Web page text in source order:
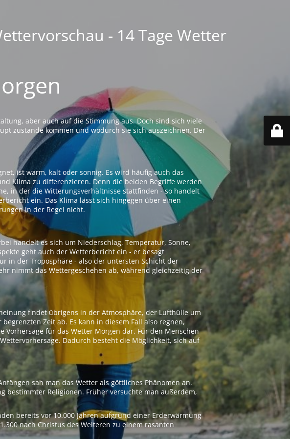
- 14 Tage Wetter
aber auch auf die Stimmung aus. Doch sind sich viele
zustande kommen und wodurch sie sich auszeichnen. Der
ist warm, kalt oder sonnig. Es wird häufig auch das
Klima zu differenzieren. Denn die beiden Begriffe werden
in der die Witterungsverhältnisse stattfinden - so handelt
ein. Das Klima lässt sich hingegen über einen
in der Regel nicht.
handelt es sich um Niederschlag, Temperatur, Sonne,
geht auch der Wetterbericht ein - er besagt
in der Troposphäre - also der untersten Schicht der
nimmt das Wettergeschehen ab, während gleichzeitig der
findet übrigens in der Atmosphäre, der Lufthülle um
Zeit ab. Es kann in diesem Fall also regnen,
für das Wetter Morgen dar. Für den Menschen
Dadurch besteht die Möglichkeit, sich auf
sah man das Wetter als göttliches Phänomen an.
bestimmter Religionen. Früher versuchte man außerdem,
bereits vor 10.000 Jahren aufgrund einer Erderwärmung
nach Christus des Weiteren zu einem rasanten